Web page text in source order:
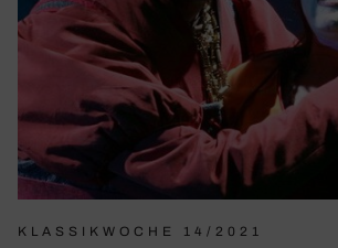
KLASSIKWOCHE 14/2021